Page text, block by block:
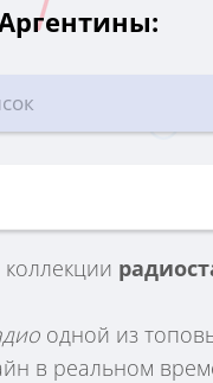
одной из
в реальном